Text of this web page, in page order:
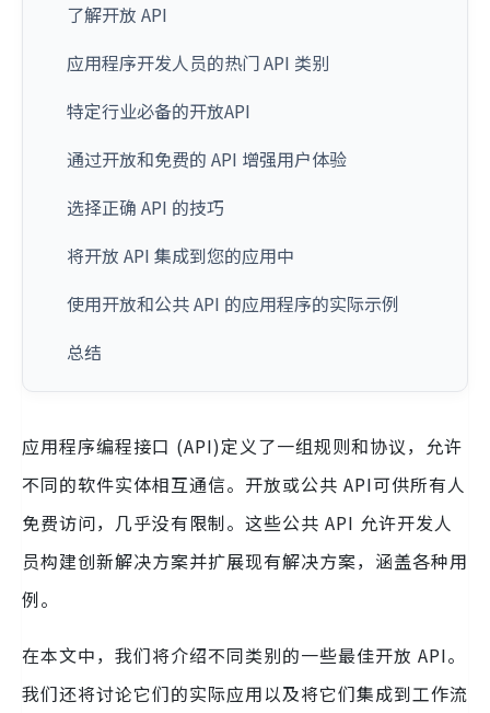
了解开放 API
应用程序开发人员的热门 API 类别
特定行业必备的开放API
通过开放和免费的 API 增强用户体验
选择正确 API 的技巧
将开放 API 集成到您的应用中
使用开放和公共 API 的应用程序的实际示例
总结
应用程序编程接口 (API)定义了一组规则和协议，允许
不同的软件实体相互通信。开放或公共 API可供所有人
免费访问，几乎没有限制。这些公共 API 允许开发人
员构建创新解决方案并扩展现有解决方案，涵盖各种用
例。
在本文中，我们将介绍不同类别的一些最佳开放 API。
我们还将讨论它们的实际应用以及将它们集成到工作流